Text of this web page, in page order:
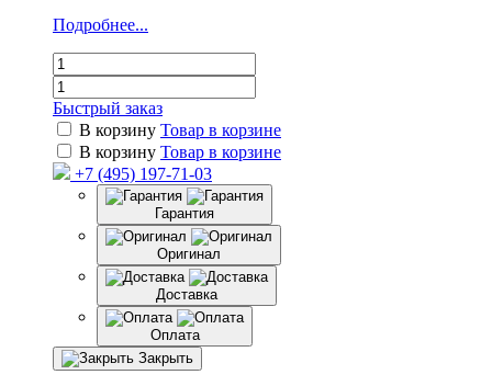
Подробнее...
Быстрый заказ
В корзину Товар в корзине
В корзину Товар в корзине
+7 (495) 197-71-03
Гарантия
Оригинал
Доставка
Оплата
Закрыть